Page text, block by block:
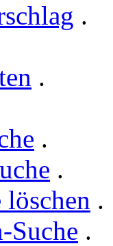
.
.
.
.
.
Suche .